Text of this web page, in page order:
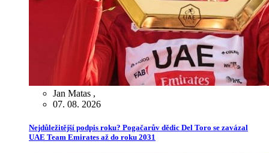
Jan Matas ,
07. 08. 2026
Nejdůležitější podpis roku? Pogačarův dědic Del Toro se zavázal
UAE Team Emirates až do roku 2031